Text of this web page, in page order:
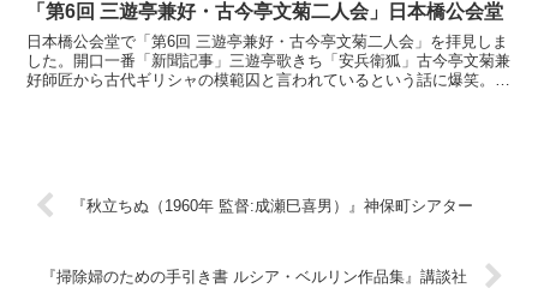
「第6回 三遊亭兼好・古今亭文菊二人会」日本橋公会堂
日本橋公会堂で「第6回 三遊亭兼好・古今亭文菊二人会」を拝見しま
した。開口一番「新聞記事」三遊亭歌きち「安兵衛狐」古今亭文菊兼
好師匠から古代ギリシャの模範囚と言われているという話に爆笑。狐
『秋立ちぬ（1960年 監督:成瀬巳喜男）』神保町シアター
『掃除婦のための手引き書 ルシア・ベルリン作品集』講談社